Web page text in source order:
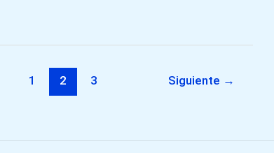
1 2 3 Siguiente →